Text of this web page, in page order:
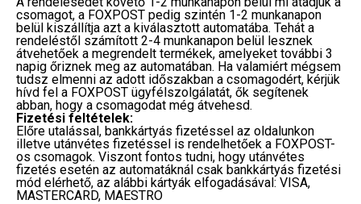
csomagot, a FOXPOST pedig szintén 1-2 munkanapon
belül kiszállítja azt a kiválasztott automatába. Tehát a
rendeléstől számított 2-4 munkanapon belül lesznek
átvehetőek a megrendelt termékek, amelyeket további 3
napig őriznek meg az automatában. Ha valamiért mégsem
tudsz elmenni az adott időszakban a csomagodért, kérjük
hívd fel a FOXPOST ügyfélszolgálatát, ők segítenek
abban, hogy a csomagodat még átvehesd.
Fizetési feltételek:
Előre utalással, bankkártyás fizetéssel az oldalunkon
illetve utánvétes fizetéssel is rendelhetőek a FOXPOST-
os csomagok. Viszont fontos tudni, hogy utánvétes
fizetés esetén az automatáknál csak bankkártyás fizetési
mód elérhető, az alábbi kártyák elfogadásával: VISA,
MASTERCARD, MAESTRO